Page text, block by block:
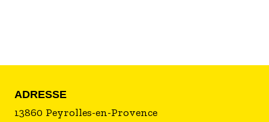
tous les jours en juillet.
ADRESSE
13860 Peyrolles-en-Provence